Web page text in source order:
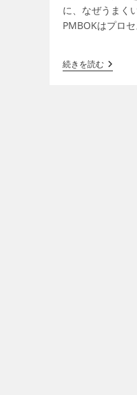
に、なぜうま
PMBOKはプロ
建設・IT・マー
続きを読む